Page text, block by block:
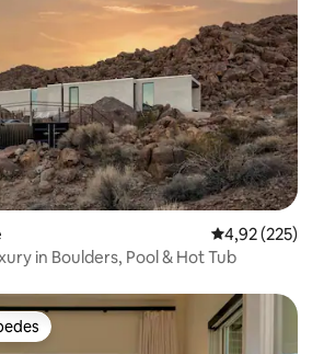
4,92 de uma
4,92 (225)
in Boulders, Pool & Hot Tub